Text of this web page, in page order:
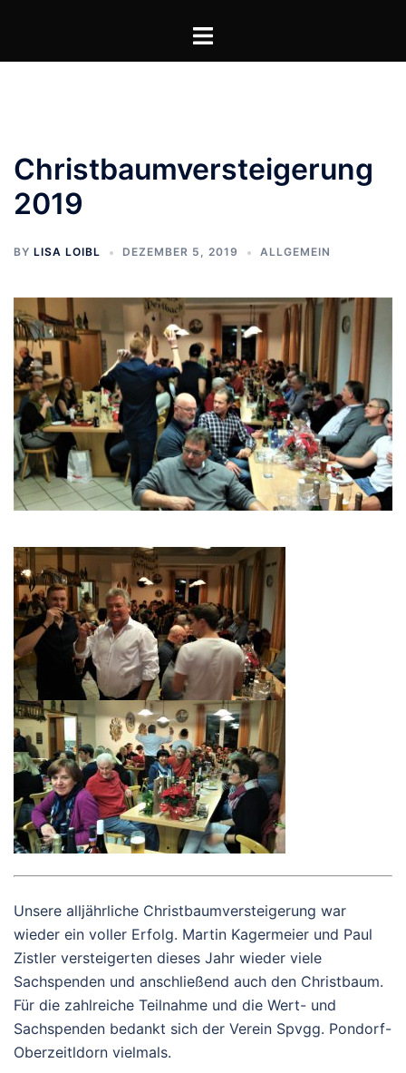
springen
Toggle
Christbaumversteigerung
2019
BY LISA LOIBL DEZEMBER 5, 2019 ALLGEMEIN
Unsere alljährliche Christbaumversteigerung war
wieder ein voller Erfolg. Martin Kagermeier und Paul
Zistler versteigerten dieses Jahr wieder viele
Sachspenden und anschließend auch den Christbaum.
Für die zahlreiche Teilnahme und die Wert- und
Sachspenden bedankt sich der Verein Spvgg. Pondorf-
Oberzeitldorn vielmals.